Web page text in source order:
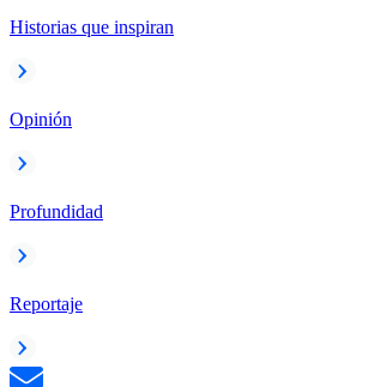
Historias que inspiran
Opinión
Profundidad
Reportaje